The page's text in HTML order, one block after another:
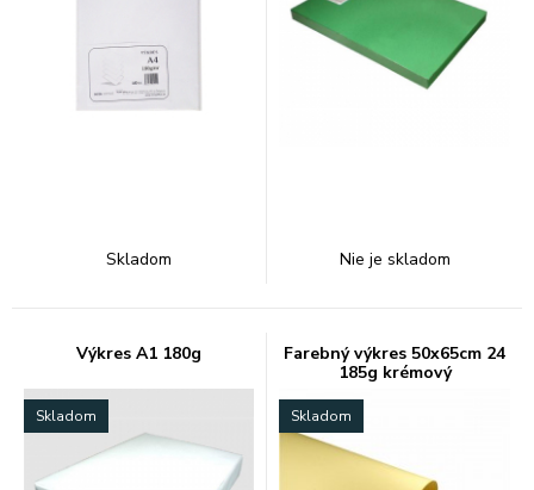
Skladom Nie je skladom
Výkres A1 180g
Skladom
Farebný výkres 50x65cm 24
185g krémový
Skladom